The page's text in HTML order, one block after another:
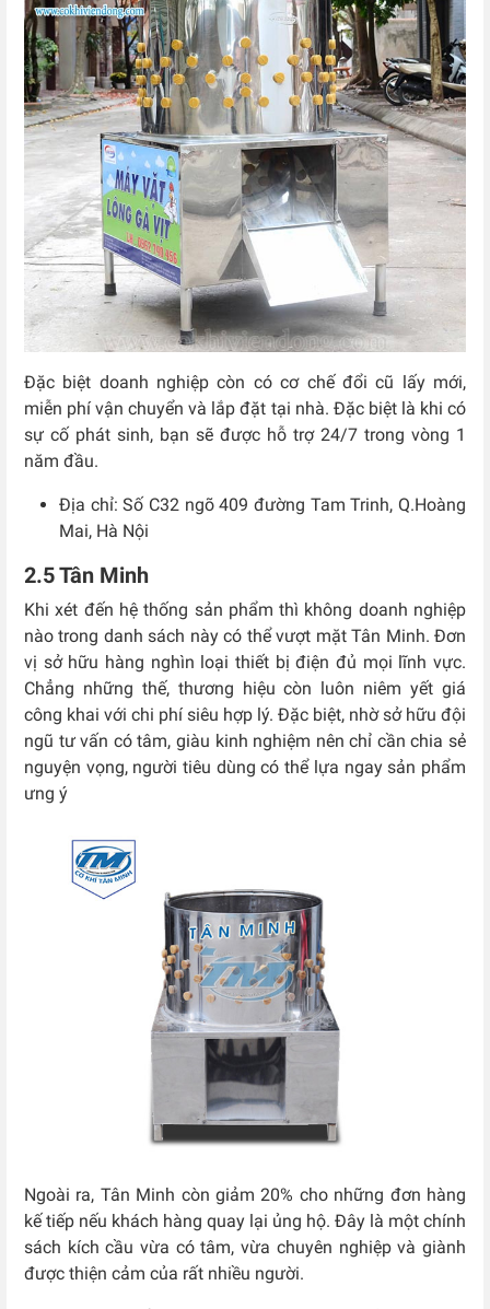
Đặc biệt doanh nghiệp còn có cơ chế đổi cũ lấy mới,
miễn phí vận chuyển và lắp đặt tại nhà. Đặc biệt là khi có
sự cố phát sinh, bạn sẽ được hỗ trợ 24/7 trong vòng 1
năm đầu.
Địa chỉ:Số C32 ngõ 409 đường Tam Trinh, Q.Hoàng
Mai, Hà Nội
2.5 Tân Minh
Khi xét đến hệ thống sản phẩm thì không doanh nghiệp
nào trong danh sách này có thể vượt mặt Tân Minh. Đơn
vị sở hữu hàng nghìn loại thiết bị điện đủ mọi lĩnh vực.
Chẳng những thế, thương hiệu còn luôn niêm yết giá
công khai với chi phí siêu hợp lý. Đặc biệt, nhờ sở hữu đội
ngũ tư vấn có tâm, giàu kinh nghiệm nên chỉ cần chia sẻ
nguyện vọng, người tiêu dùng có thể lựa ngay sản phẩm
ưng ý
Ngoài ra, Tân Minh còn giảm 20% cho những đơn hàng
kế tiếp nếu khách hàng quay lại ủng hộ. Đây là một chính
sách kích cầu vừa có tâm, vừa chuyên nghiệp và giành
được thiện cảm của rất nhiều người.